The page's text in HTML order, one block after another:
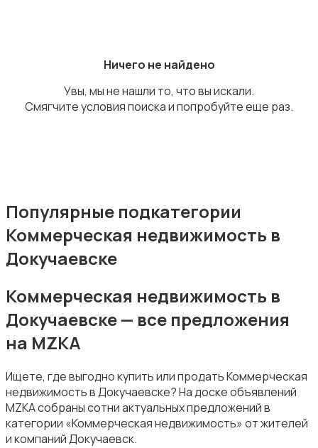
Аренда дома посуточно
Коммерческая недвижимость
Прочие строения
Ничего не найдено
Увы, мы не нашли то, что вы искали.
Смягчите условия поиска и попробуйте еще раз.
Популярные подкатегории
Коммерческая недвижимость в
Докучаевске
Коммерческая недвижимость в
Докучаевске — все предложения
на MZKA
Ищете, где выгодно купить или продать Коммерческая
недвижимость в Докучаевске? На доске объявлений
MZKA собраны сотни актуальных предложений в
категории «Коммерческая недвижимость» от жителей
и компаний Докучаевск.